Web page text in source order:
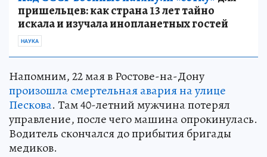
пришельцев: как страна 13 лет тайно
искала и изучала инопланетных гостей
НАУКА
Напомним, 22 мая в Ростове-на-Дону
произошла смертельная авария на улице
Пескова. Там 40-летний мужчина потерял
управление, после чего машина опрокинулась.
Водитель скончался до прибытия бригады
медиков.